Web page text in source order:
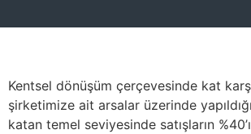
Kentsel dönüşüm çerçevesinde kat
şirketimize ait arsalar üzerinde
katan temel seviyesinde satışların